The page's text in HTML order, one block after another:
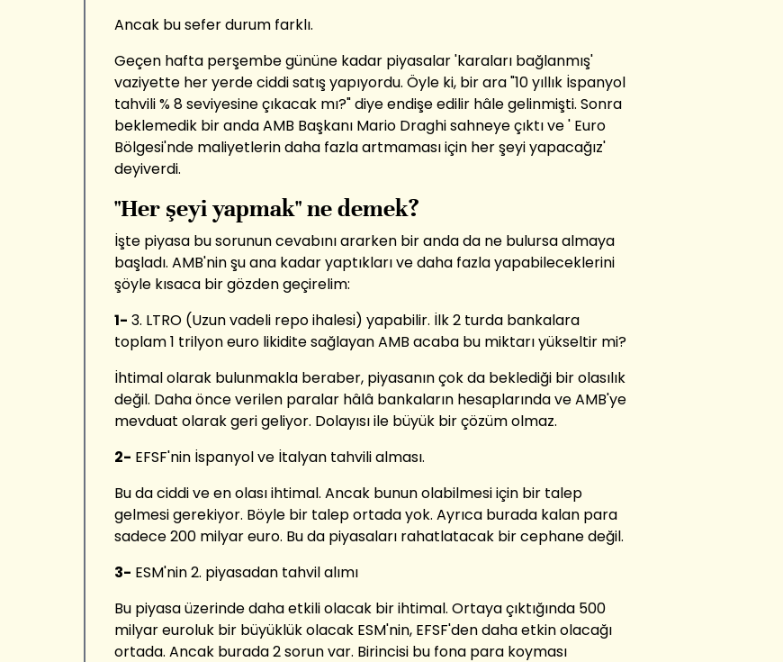
Ancak bu sefer durum farklı.
Geçen hafta perşembe gününe kadar piyasalar 'karaları bağlanmış'
vaziyette her yerde ciddi satış yapıyordu. Öyle ki, bir ara "10 yıllık İspanyol
tahvili % 8 seviyesine çıkacak mı?" diye endişe edilir hâle gelinmişti. Sonra
beklemedik bir anda AMB Başkanı Mario Draghi sahneye çıktı ve ' Euro
Bölgesi'nde maliyetlerin daha fazla artmaması için her şeyi yapacağız'
deyiverdi.
"Her şeyi yapmak" ne demek?
İşte piyasa bu sorunun cevabını ararken bir anda da ne bulursa almaya
başladı. AMB'nin şu ana kadar yaptıkları ve daha fazla yapabileceklerini
şöyle kısaca bir gözden geçirelim:
1- 3. LTRO (Uzun vadeli repo ihalesi) yapabilir. İlk 2 turda bankalara
toplam 1 trilyon euro likidite sağlayan AMB acaba bu miktarı yükseltir mi?
İhtimal olarak bulunmakla beraber, piyasanın çok da beklediği bir olasılık
değil. Daha önce verilen paralar hâlâ bankaların hesaplarında ve AMB'ye
mevduat olarak geri geliyor. Dolayısı ile büyük bir çözüm olmaz.
2- EFSF'nin İspanyol ve İtalyan tahvili alması.
Bu da ciddi ve en olası ihtimal. Ancak bunun olabilmesi için bir talep
gelmesi gerekiyor. Böyle bir talep ortada yok. Ayrıca burada kalan para
sadece 200 milyar euro. Bu da piyasaları rahatlatacak bir cephane değil.
3- ESM'nin 2. piyasadan tahvil alımı
Bu piyasa üzerinde daha etkili olacak bir ihtimal. Ortaya çıktığında 500
milyar euroluk bir büyüklük olacak ESM'nin, EFSF'den daha etkin olacağı
ortada. Ancak burada 2 sorun var. Birincisi bu fona para koyması